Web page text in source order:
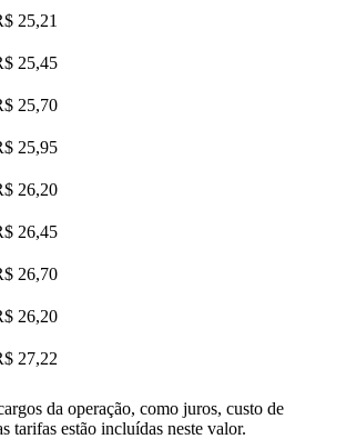
25,21
25,45
25,70
25,95
26,20
26,45
26,70
26,20
27,22
da operação, como juros, custo de
tarifas estão incluídas neste valor.